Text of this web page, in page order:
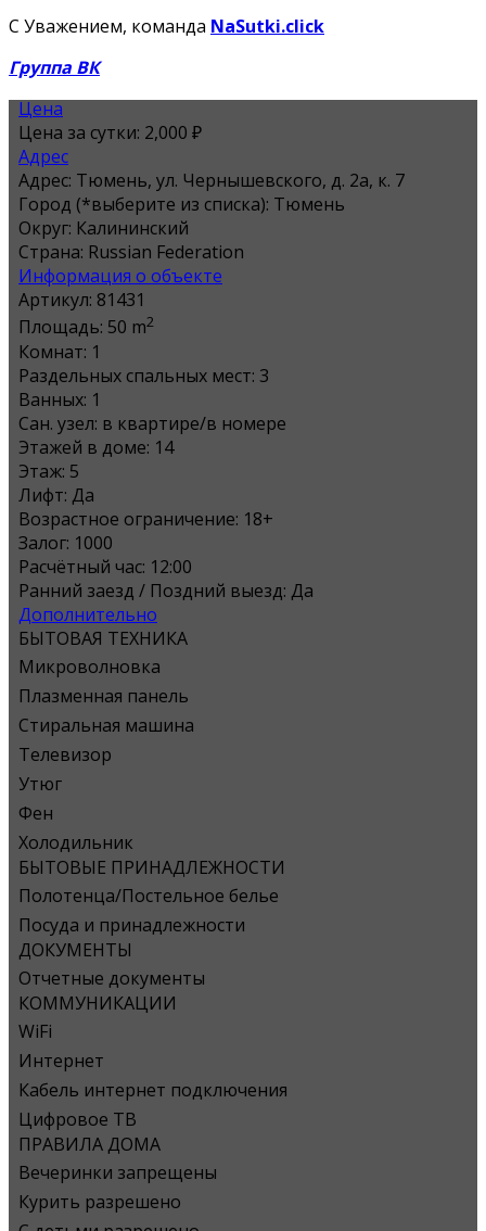
С Уважением, команда NaSutki.click
Группа ВК
Цена
Цена за сутки: 2,000 ₽
Адрес
Адрес: Тюмень, ул. Чернышевского, д. 2а, к. 7
Город (*выберите из списка): Тюмень
Округ: Калининский
Страна: Russian Federation
Информация о объекте
Артикул: 81431
Площадь: 50 m2
Комнат: 1
Раздельных спальных мест: 3
Ванных: 1
Сан. узел: в квартире/в номере
Этажей в доме: 14
Этаж: 5
Лифт: Да
Возрастное ограничение: 18+
Залог: 1000
Расчётный час: 12:00
Ранний заезд / Поздний выезд: Да
Дополнительно
БЫТОВАЯ ТЕХНИКА
Микроволновка
Плазменная панель
Стиральная машина
Телевизор
Утюг
Фен
Холодильник
БЫТОВЫЕ ПРИНАДЛЕЖНОСТИ
Полотенца/Постельное белье
Посуда и принадлежности
ДОКУМЕНТЫ
Отчетные документы
КОММУНИКАЦИИ
WiFi
Интернет
Кабель интернет подключения
Цифровое ТВ
ПРАВИЛА ДОМА
Вечеринки запрещены
Курить разрешено